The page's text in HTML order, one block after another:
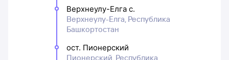
Верхнеулу-Елга с.
Верхнеулу-Елга, Республика
Башкортостан
ост. Пионерский
Пионерский, Республика